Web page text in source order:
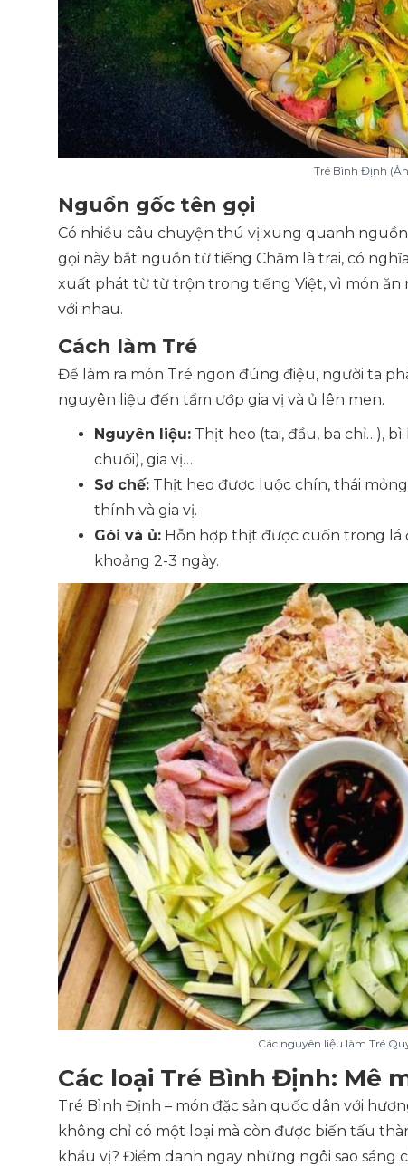
Tré Bình Định
Nguồn gốc tên gọi
Có nhiều câu chuyện thú vị xung quanh
gọi này bắt nguồn từ tiếng Chăm là trai, có
xuất phát từ từ trộn trong tiếng Việt, vì món
với nhau.
Cách làm Tré
Để làm ra món Tré ngon đúng điệu, người ta
nguyên liệu đến tẩm ướp gia vị và ủ lên men.
Nguyên liệu: Thịt heo (tai, đầu, ba chỉ…),
chuối), gia vị…
Sơ chế: Thịt heo được luộc chín, thái
thính và gia vị.
Gói và ủ: Hỗn hợp thịt được cuốn trong lá
khoảng 2-3 ngày.
Các nguyên liệu làm Tré
Các loại Tré Bình Định: Mê
Tré Bình Định – món đặc sản quốc dân với
không chỉ có một loại mà còn được biến tấu
khẩu vị? Điểm danh ngay những ngôi sao sáng